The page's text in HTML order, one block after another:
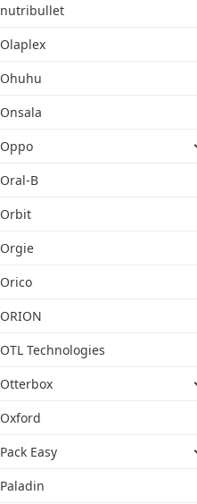
nutribullet
Olaplex
Ohuhu
Onsala
Oppo
Oral-B
Orbit
Orgie
Orico
ORION
OTL Technologies
Otterbox
Oxford
Pack Easy
Paladin